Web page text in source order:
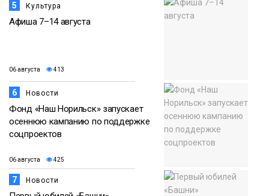
5 Культура
Афиша 7–14 августа
06 августа 413
6 Новости
Фонд «Наш Норильск» запускает
осеннюю кампанию по поддержке
соцпроектов
06 августа 425
7 Новости